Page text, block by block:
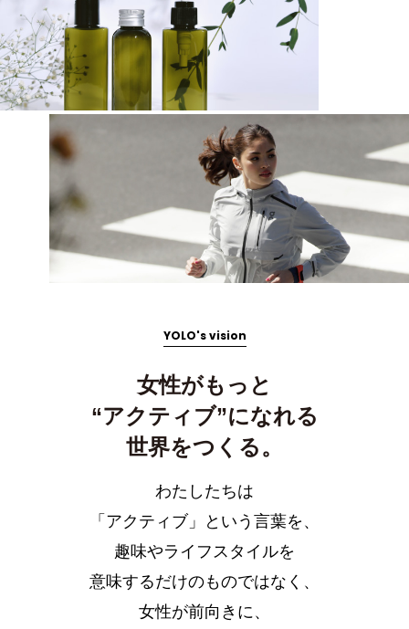
YOLO's vision
女性がもっと
“アクティブ”になれる
世界をつくる。
わたしたちは
「アクティブ」という言葉を、
趣味やライフスタイルを
意味するだけのものではなく、
女性が前向きに、